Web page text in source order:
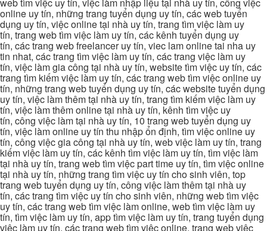
online uy tín, những trang tuyển dụng uy tín, các web tuyển
dụng uy tín, việc online tại nhà uy tín, trang tìm việc làm uy
tín, trang web tìm việc làm uy tín, các kênh tuyển dụng uy
tín, các trang web freelancer uy tín, viec lam online tai nha uy
tin nhat, các trang tìm việc làm uy tín, các trang việc làm uy
tín, việc làm gia công tại nhà uy tín, website tìm việc uy tín, các
trang tìm kiếm việc làm uy tín, các trang web tìm việc online uy
tín, những trang web tuyển dụng uy tín, các website tuyển dụng
uy tín, việc làm thêm tại nhà uy tín, trang tìm kiếm việc làm uy
tín, việc làm thêm online tại nhà uy tín, kênh tìm việc uy
tín, công việc làm tại nhà uy tín, 10 trang web tuyển dụng uy
tín, việc làm online uy tín thu nhập ổn định, tìm việc online uy
tín, công việc gia công tại nhà uy tín, web việc làm uy tín, trang
kiếm việc làm uy tín, các kênh tìm việc làm uy tín, tìm việc làm
tại nhà uy tín, trang web tìm việc part time uy tín, tìm việc online
tại nhà uy tín, những trang tìm việc uy tín cho sinh viên, top
trang web tuyển dụng uy tín, công việc làm thêm tại nhà uy
tín, các trang tìm việc uy tín cho sinh viên, những web tìm việc
uy tín, các trang web tìm việc làm online, web tìm việc làm uy
tín, tìm việc làm uy tín, app tìm việc làm uy tín, trang tuyển dụng
việc làm uy tín, các trang web tìm việc online, trang web việc